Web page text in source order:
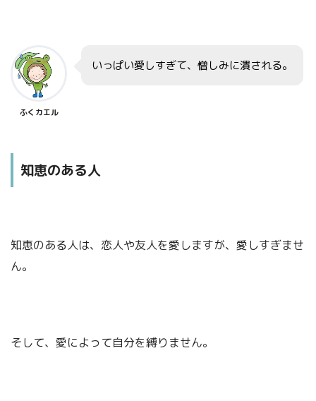
たいがいの人生が終わるときに、
初めて判明する
後々考えると正解やった
ふくカエル
いっぱい愛しすぎて、憎しみに潰される。
知恵のある人
知恵のある人は、恋人や友人を愛しますが、愛しすぎませ
ん。
そして、愛によって自分を縛りません。